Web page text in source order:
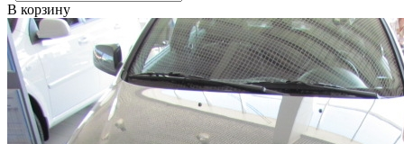
В корзину